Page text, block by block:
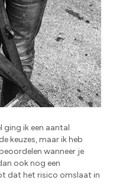
ging ik een aantal
keuzes, maar ik heb
wanneer je
ook nog een
dat het risico omslaat in